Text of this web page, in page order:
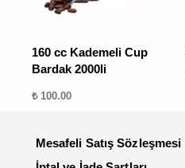
160 cc Kademeli Cup
Bardak 2000li
₺ 100.00
Mesafeli Satış Sözleşmesi